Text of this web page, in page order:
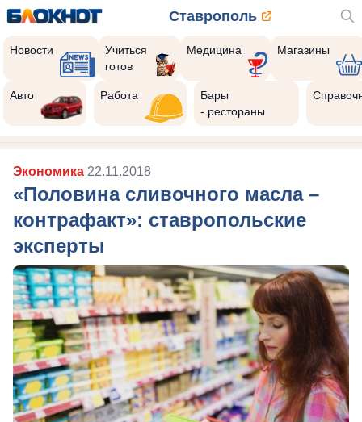
Ставрополь
Новости
Учиться
готов
Медицина Магазины
Авто Работа
Бары
- рестораны
Экономика 22.11.2018
«Половина сливочного масла –
контрафакт»: ставропольские
эксперты